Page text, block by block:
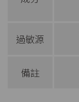
過敏源
備註